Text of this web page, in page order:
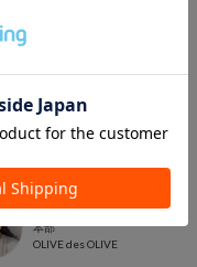
ゆい
本部
OLIVE des OLIVE